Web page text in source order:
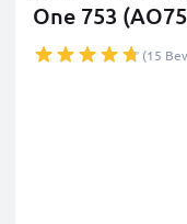
One 753
(15